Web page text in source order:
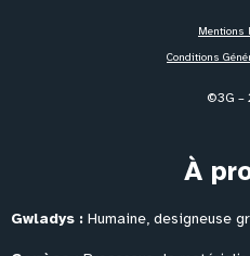
Mentions
Conditions
©3G –
À
Gwladys : Humaine, designeuse